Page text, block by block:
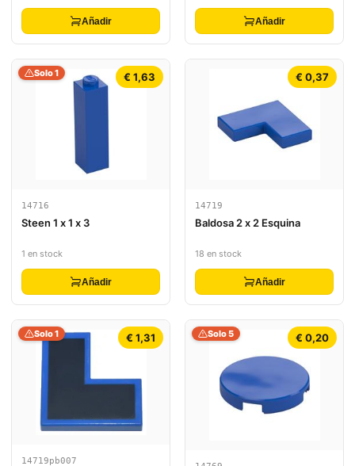
Añadir Añadir
€ 1,63
Solo 1
14716
Steen 1 x 1 x 3
1 en stock
Añadir
€ 0,37
14719
Baldosa 2 x 2 Esquina
18 en stock
Añadir
€ 1,31
Solo 1
14719pb007
€ 0,20
Solo 5